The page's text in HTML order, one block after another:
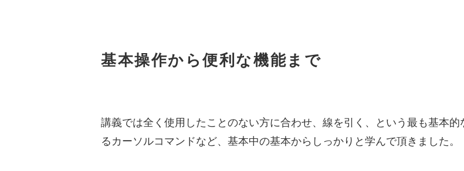
基本操作から便利な機能まで
講義では全く使用したことのない方に合わせ、線を引く、という最も基本
るカーソルコマンドなど、基本中の基本からしっかりと学んで頂きました。